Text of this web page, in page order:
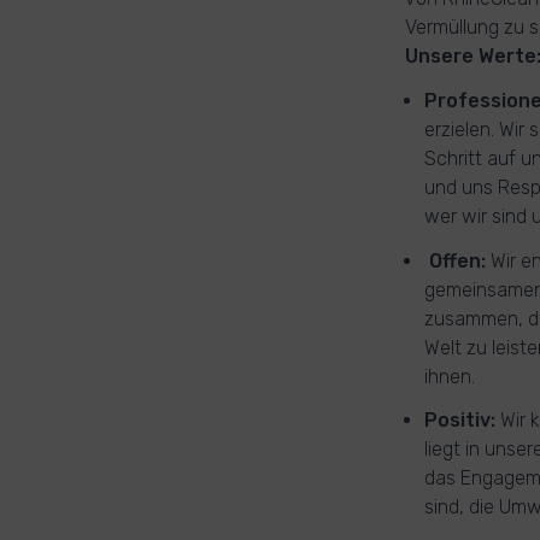
Vermüllung zu
Unsere Werte:
erzielen. Wir
Schritt auf
und uns
wer wir sind
Offen: Wir
zusammen,
Welt zu
ihnen.
Positiv: Wir
liegt in
das
sind, die